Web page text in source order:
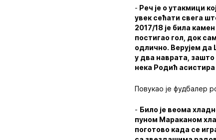
- Реч је о утакмици
увек сећати свега
2017/18 је била
постигао гол, док
одлично. Верујем да
у два наврата, зашто
нека Родић
Повукао је фудбалер
- Било је веома
пуном Мараканом
поготово када се